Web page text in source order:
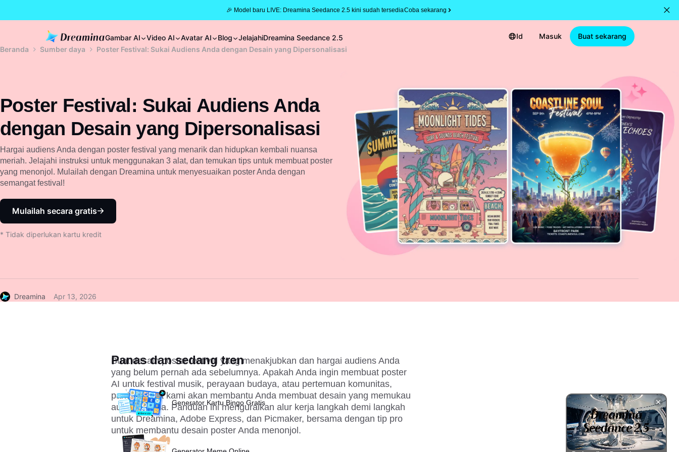
🎉 Model baru LIVE: Dreamina Seedance 2.5 kini sudah tersediaCoba sekarang
Gambar AI Video AI Avatar AI Blog JelajahiDreamina Seedance 2.5 Id Masuk
Buat sekarang
Beranda
Sumber daya Poster Festival: Sukai Audiens Anda dengan Desain yang Dipersonalisasi
Poster Festival: Sukai Audiens Anda
dengan Desain yang Dipersonalisasi
Hargai audiens Anda dengan poster festival yang menarik dan hidupkan kembali nuansa
meriah. Jelajahi instruksi untuk menggunakan 3 alat, dan temukan tips untuk membuat poster
yang menonjol. Mulailah dengan Dreamina untuk menyesuaikan poster Anda dengan
semangat festival!
Mulailah secara gratis
* Tidak diperlukan kartu kredit
Dreamina Apr 13, 2026
Buat desain poster festival yang menakjubkan dan hargai audiens Anda
yang belum pernah ada sebelumnya. Apakah Anda ingin membuat poster
AI untuk festival musik, perayaan budaya, atau pertemuan komunitas,
panduan alat kami akan membantu Anda membuat desain yang memukau
audiens Anda. Panduan ini menguraikan alur kerja langkah demi langkah
untuk Dreamina, Adobe Express, dan Picmaker, bersama dengan tip pro
untuk membantu desain poster Anda menonjol.
Panas dan sedang tren
Generator Kartu Bingo Gratis